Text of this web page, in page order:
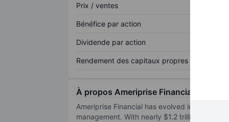
Prix / ventes
Bénéfice par action
Dividende par action
Rendement des capitaux propres
À propos Ameriprise Financial Inc.
Ameriprise Financial has evolved into a
management. With nearly $1.2 trillion in